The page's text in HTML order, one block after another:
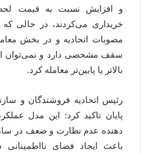
و افزایش نسبت به قیمت
خریداری می‌کردند، در حالی
مصوبات اتحادیه و در بخش
سقف مشخصی دارد و نمی‌توان
بالاتر یا پایین‌تر معامله کرد.
رئیس اتحادیه فروشندگان و
پایان تاکید کرد: این مدل
دهنده عدم نظارت و ضعف در
باعث ایجاد فضای